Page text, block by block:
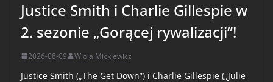
Justice Smith i Charlie Gillespie w
2. sezonie „Gorącej rywalizacji”!
2026-08-09 Wiola Mickiewicz
Justice Smith („The Get Down”) i Charlie Gillespie („Julie